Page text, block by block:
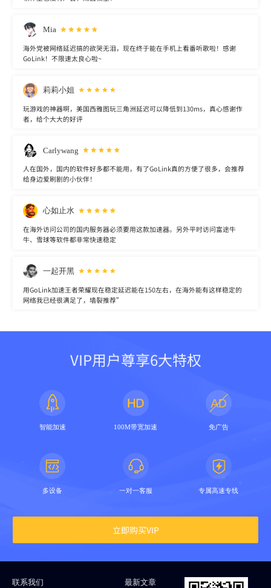
Mia
海外党被网络延迟搞的欲哭无泪，现在终于能在手机上看番听歌啦！感谢
GoLink！不限速太良心啦~
莉莉小姐
玩游戏的神器啊，美国西雅图玩三角洲延迟可以降低到130ms，真心感谢作
者，给个大大的好评
Carlywang
人在国外，国内的软件好多都不能用，有了GoLink真的方便了很多，会推荐
给身边爱刷剧的小伙伴！
心如止水
在海外访问公司的国内服务器必须要用这款加速器。另外平时访问富途牛
牛、雪球等软件都非常快速稳定
一起开黑
用GoLink加速王者荣耀现在稳定延迟能在150左右，在海外能有这样稳定的
网络我已经很满足了，墙裂推荐”
VIP用户尊享6大特权
智能加速 100M带宽加速 免广告
多设备 一对一客服 专属高速专线
立即购买VIP
联系我们 最新文章